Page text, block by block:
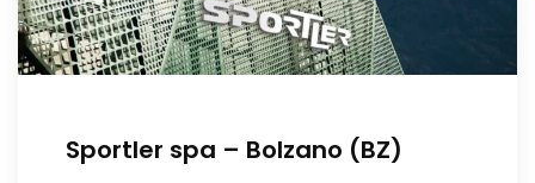
Sportler spa – Bolzano (BZ)